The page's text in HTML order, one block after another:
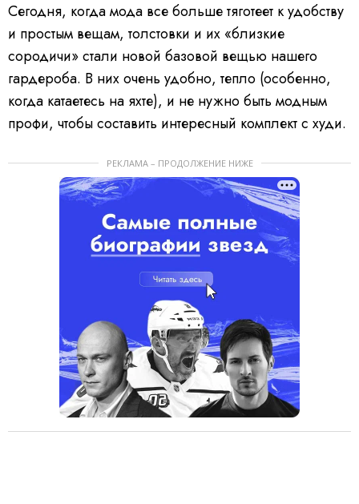
Сегодня, когда мода все больше тяготеет к удобству
и простым вещам, толстовки и их «близкие
сородичи» стали новой базовой вещью нашего
гардероба. В них очень удобно, тепло (особенно,
когда катаетесь на яхте), и не нужно быть модным
профи, чтобы составить интересный комплект с худи.
РЕКЛАМА – ПРОДОЛЖЕНИЕ НИЖЕ